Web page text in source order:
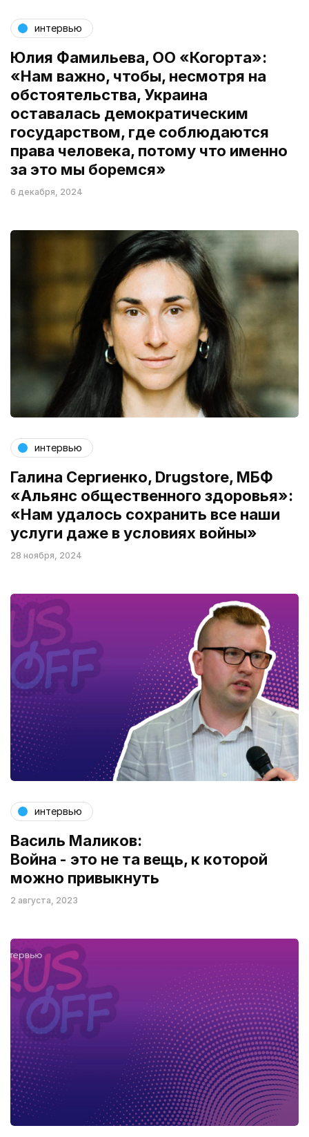
интервью
Юлия Фамильева, ОО «Когорта»:
«Нам важно, чтобы, несмотря на
обстоятельства, Украина
оставалась демократическим
государством, где соблюдаются
права человека, потому что именно
за это мы боремся»
6 декабря, 2024
интервью
Галина Сергиенко, Drugstore, МБФ
«Альянс общественного здоровья»:
«Нам удалось сохранить все наши
услуги даже в условиях войны»
28 ноября, 2024
интервью
Василь Маликов:
Война - это не та вещь, к которой
можно привыкнуть
2 августа, 2023